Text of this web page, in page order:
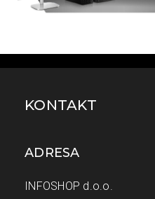
KONTAKT
ADRESA
INFOSHOP d.o.o.